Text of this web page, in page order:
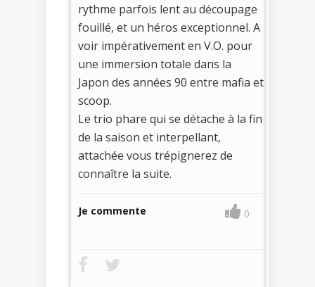
rythme parfois lent au découpage
fouillé, et un héros exceptionnel. A
voir impérativement en V.O. pour
une immersion totale dans la
Japon des années 90 entre mafia et
scoop.
Le trio phare qui se détache à la fin
de la saison et interpellant,
attachée vous trépignerez de
connaître la suite.
Je commente 0